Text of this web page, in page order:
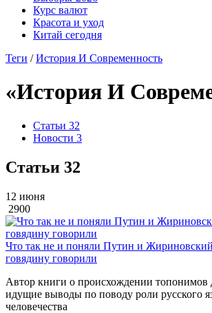
Курс валют
Красота и уход
Китай сегодня
Теги /История И Современность
«История И
Статьи 32
Новости 3
Статьи 32
12 июня
2900
Что так не и поняли Путин и
говядину говорили
Автор книги о происхождении топонимов
идущие выводы по поводу роли русского
человечества